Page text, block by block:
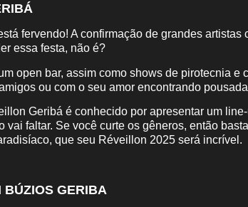
fervendo! A confirmação de grandes
essa festa, não é?
open bar, assim como shows de pirotecnia e
ou com o seu amor encontrando
Geribá é conhecido por apresentar um
vai faltar. Se você curte os gêneros, então
que seu Réveillon 2025 será incrível.
BÚZIOS GERIBA